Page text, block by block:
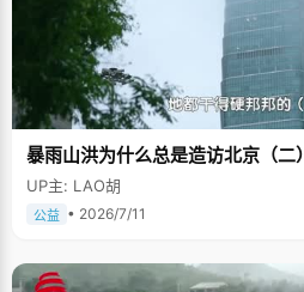
暴雨山洪为什么总是造访北京（二）
UP主: LAO胡
公益 • 2026/7/11